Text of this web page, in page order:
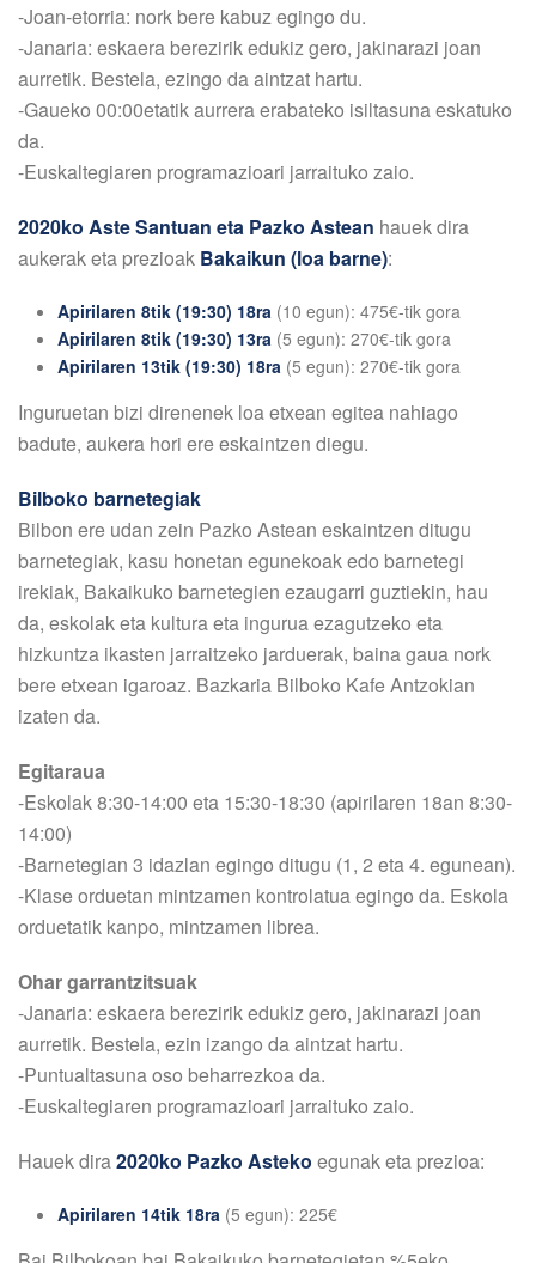
-Joan-etorria: nork bere kabuz egingo du.
-Janaria: eskaera berezirik edukiz gero, jakinarazi joan
aurretik. Bestela, ezingo da aintzat hartu.
-Gaueko 00:00etatik aurrera erabateko isiltasuna eskatuko
da.
-Euskaltegiaren programazioari jarraituko zaio.
2020ko Aste Santuan eta Pazko Astean hauek dira
aukerak eta prezioak Bakaikun (loa barne):
Apirilaren 8tik (19:30) 18ra (10 egun): 475€-tik gora
Apirilaren 8tik (19:30) 13ra (5 egun): 270€-tik gora
Apirilaren 13tik (19:30) 18ra (5 egun): 270€-tik gora
Inguruetan bizi direnenek loa etxean egitea nahiago
badute, aukera hori ere eskaintzen diegu.
Bilboko barnetegiak
Bilbon ere udan zein Pazko Astean eskaintzen ditugu
barnetegiak, kasu honetan egunekoak edo barnetegi
irekiak, Bakaikuko barnetegien ezaugarri guztiekin, hau
da, eskolak eta kultura eta ingurua ezagutzeko eta
hizkuntza ikasten jarraitzeko jarduerak, baina gaua nork
bere etxean igaroaz. Bazkaria Bilboko Kafe Antzokian
izaten da.
Egitaraua
-Eskolak 8:30-14:00 eta 15:30-18:30 (apirilaren 18an 8:30-
14:00)
-Barnetegian 3 idazlan egingo ditugu (1, 2 eta 4. egunean).
-Klase orduetan mintzamen kontrolatua egingo da. Eskola
orduetatik kanpo, mintzamen librea.
Ohar garrantzitsuak
-Janaria: eskaera berezirik edukiz gero, jakinarazi joan
aurretik. Bestela, ezin izango da aintzat hartu.
-Puntualtasuna oso beharrezkoa da.
-Euskaltegiaren programazioari jarraituko zaio.
Hauek dira 2020ko Pazko Asteko egunak eta prezioa:
Apirilaren 14tik 18ra (5 egun): 225€